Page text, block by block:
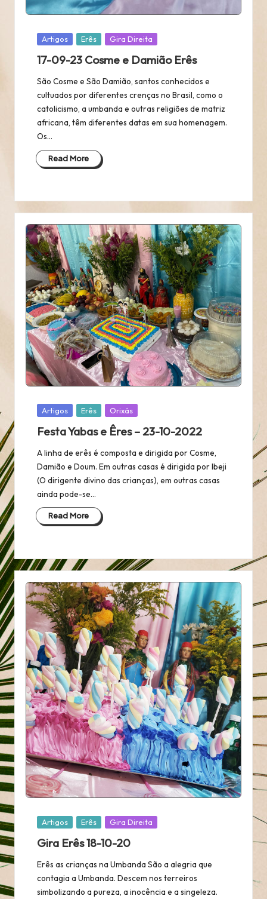
Posted
Artigos Erês Gira Direita
17-09-23 Cosme e Damião Erês
São Cosme e São Damião, santos conhecidos e
cultuados por diferentes crenças no Brasil, como o
catolicismo, a umbanda e outras religiões de matriz
africana, têm diferentes datas em sua homenagem.
Os…
Read More
Posted
Artigos Erês Orixás
Festa Yabas e Êres – 23-10-2022
A linha de erês é composta e dirigida por Cosme,
Damião e Doum. Em outras casas é dirigida por Ibeji
(O dirigente divino das crianças), em outras casas
ainda pode-se…
Read More
Posted
Artigos Erês Gira Direita
Gira Erês 18-10-20
Erês as crianças na Umbanda São a alegria que
contagia a Umbanda. Descem nos terreiros
simbolizando a pureza, a inocência e a singeleza.